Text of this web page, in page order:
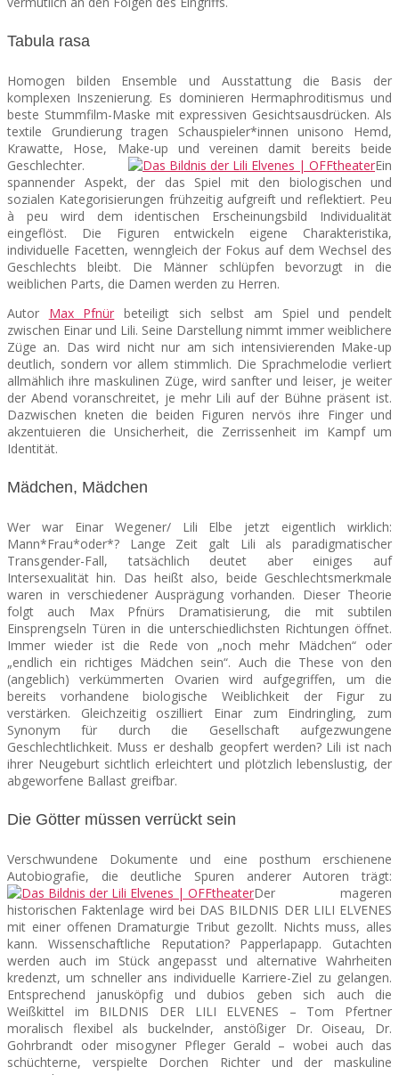
Tabula rasa
Homogen bilden Ensemble und Ausstattung die Basis der
komplexen Inszenierung. Es dominieren Hermaphroditismus und
beste Stummfilm-Maske mit expressiven Gesichtsausdrücken. Als
textile Grundierung tragen Schauspieler*innen unisono Hemd,
Krawatte, Hose, Make-up und vereinen damit bereits beide
Geschlechter.
Ein
spannender Aspekt, der das Spiel mit den biologischen und
sozialen Kategorisierungen frühzeitig aufgreift und reflektiert. Peu
à peu wird dem identischen Erscheinungsbild Individualität
eingeflöst. Die Figuren entwickeln eigene Charakteristika,
individuelle Facetten, wenngleich der Fokus auf dem Wechsel des
Geschlechts bleibt. Die Männer schlüpfen bevorzugt in die
weiblichen Parts, die Damen werden zu Herren.
Autor Max Pfnür beteiligt sich selbst am Spiel und pendelt
zwischen Einar und Lili. Seine Darstellung nimmt immer weiblichere
Züge an. Das wird nicht nur am sich intensivierenden Make-up
deutlich, sondern vor allem stimmlich. Die Sprachmelodie verliert
allmählich ihre maskulinen Züge, wird sanfter und leiser, je weiter
der Abend voranschreitet, je mehr Lili auf der Bühne präsent ist.
Dazwischen kneten die beiden Figuren nervös ihre Finger und
akzentuieren die Unsicherheit, die Zerrissenheit im Kampf um
Identität.
Mädchen, Mädchen
Wer war Einar Wegener/ Lili Elbe jetzt eigentlich wirklich:
Mann*Frau*oder*? Lange Zeit galt Lili als paradigmatischer
Transgender-Fall, tatsächlich deutet aber einiges auf
Intersexualität hin. Das heißt also, beide Geschlechtsmerkmale
waren in verschiedener Ausprägung vorhanden. Dieser Theorie
folgt auch Max Pfnürs Dramatisierung, die mit subtilen
Einsprengseln Türen in die unterschiedlichsten Richtungen öffnet.
Immer wieder ist die Rede von „noch mehr Mädchen“ oder
„endlich ein richtiges Mädchen sein“. Auch die These von den
(angeblich) verkümmerten Ovarien wird aufgegriffen, um die
bereits vorhandene biologische Weiblichkeit der Figur zu
verstärken. Gleichzeitig oszilliert Einar zum Eindringling, zum
Synonym für durch die Gesellschaft aufgezwungene
Geschlechtlichkeit. Muss er deshalb geopfert werden? Lili ist nach
ihrer Neugeburt sichtlich erleichtert und plötzlich lebenslustig, der
abgeworfene Ballast greifbar.
Die Götter müssen verrückt sein
Verschwundene Dokumente und eine posthum erschienene
Autobiografie, die deutliche Spuren anderer Autoren trägt:
Der mageren
historischen Faktenlage wird bei DAS BILDNIS DER LILI ELVENES
mit einer offenen Dramaturgie Tribut gezollt. Nichts muss, alles
kann. Wissenschaftliche Reputation? Papperlapapp. Gutachten
werden auch im Stück angepasst und alternative Wahrheiten
kredenzt, um schneller ans individuelle Karriere-Ziel zu gelangen.
Entsprechend janusköpfig und dubios geben sich auch die
Weißkittel im BILDNIS DER LILI ELVENES – Tom Pfertner
moralisch flexibel als buckelnder, anstößiger Dr. Oiseau, Dr.
Gohrbrandt oder misogyner Pfleger Gerald – wobei auch das
schüchterne, verspielte Dorchen Richter und der maskuline